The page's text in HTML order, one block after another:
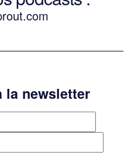
la newsletter